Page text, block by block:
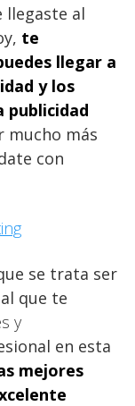
llegaste al
te
llegar a
y los
publicidad
mucho más
con
se trata ser
que te
y
en esta
mejores